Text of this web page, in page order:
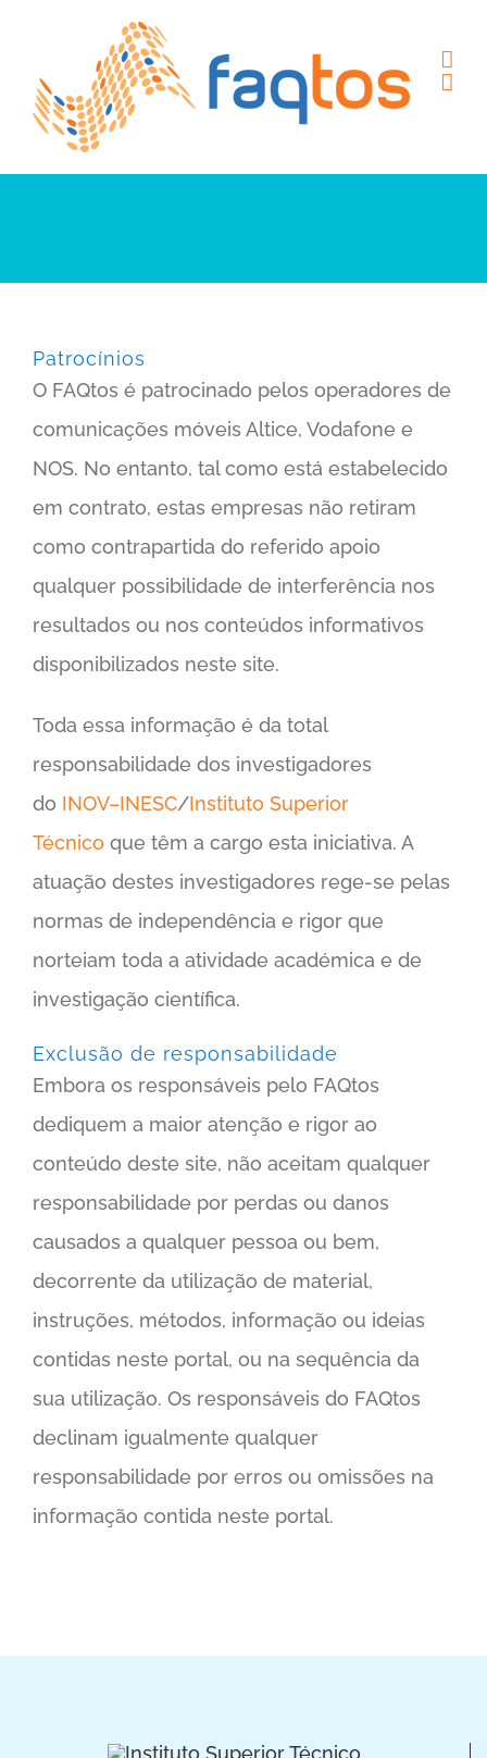
content
Patrocínios
O FAQtos é patrocinado pelos operadores de
comunicações móveis Altice, Vodafone e
NOS. No entanto, tal como está estabelecido
em contrato, estas empresas não retiram
como contrapartida do referido apoio
qualquer possibilidade de interferência nos
resultados ou nos conteúdos informativos
disponibilizados neste site.
Toda essa informação é da total
responsabilidade dos investigadores
do INOV–INESC/Instituto Superior
Técnico que têm a cargo esta iniciativa. A
atuação destes investigadores rege-se pelas
normas de independência e rigor que
norteiam toda a atividade académica e de
investigação científica.
Exclusão de responsabilidade
Embora os responsáveis pelo FAQtos
dediquem a maior atenção e rigor ao
conteúdo deste site, não aceitam qualquer
responsabilidade por perdas ou danos
causados a qualquer pessoa ou bem,
decorrente da utilização de material,
instruções, métodos, informação ou ideias
contidas neste portal, ou na sequência da
sua utilização. Os responsáveis do FAQtos
declinam igualmente qualquer
responsabilidade por erros ou omissões na
informação contida neste portal.